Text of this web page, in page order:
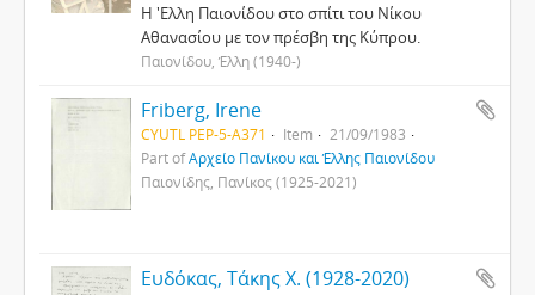
Η 'Ελλη Παιονίδου στο σπίτι του Νίκου
Αθανασίου με τον πρέσβη της Κύπρου.
Παιονίδου, Έλλη (1940-)
Friberg, Irene
CYUTL PEP-5-A371 Item
21/09/1983
Part ofΑρχείο Πανίκου και Έλλης Παιονίδου
Παιονίδης, Πανίκος (1925-2021)
Ευδόκας, Τάκης Χ. (1928-2020)